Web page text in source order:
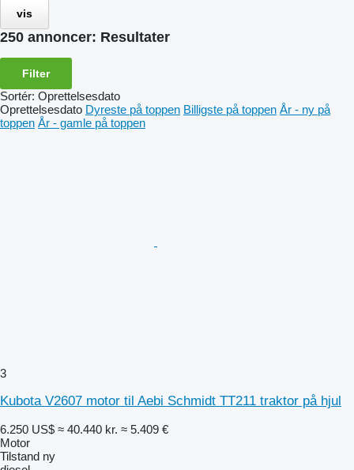
vis
250 annoncer: Resultater
Filter
Sortér: Oprettelsesdato
Oprettelsesdato Dyreste på toppen Billigste på toppen År - ny på
toppen År - gamle på toppen
3
Kubota V2607 motor til Aebi Schmidt TT211 traktor på hjul
6.250 US$ ≈ 40.440 kr. ≈ 5.409 €
Motor
Tilstand ny